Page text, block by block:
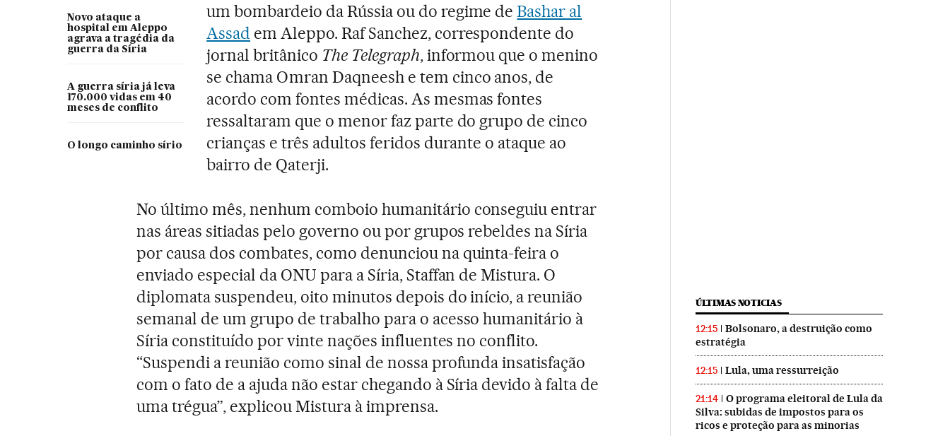
Novo ataque a
hospital em Aleppo
agrava a tragédia da
guerra da Síria
A guerra síria já leva
170.000 vidas em 40
meses de conflito
O longo caminho sírio
um bombardeio da Rússia ou do regime deBashar al
Assad em Aleppo. Raf Sanchez, correspondente do
jornal britânico The Telegraph, informou que o menino
se chama Omran Daqneesh e tem cinco anos, de
acordo com fontes médicas. As mesmas fontes
ressaltaram que o menor faz parte do grupo de cinco
crianças e três adultos feridos durante o ataque ao
bairro de Qaterji.
No último mês, nenhum comboio humanitário conseguiu entrar
nas áreas sitiadas pelo governo ou por grupos rebeldes na Síria
por causa dos combates, como denunciou na quinta-feira o
enviado especial da ONU para a Síria, Staffan de Mistura. O
diplomata suspendeu, oito minutos depois do início, a reunião
semanal de um grupo de trabalho para o acesso humanitário à
Síria constituído por vinte nações influentes no conflito.
“Suspendi a reunião como sinal de nossa profunda insatisfação
com o fato de a ajuda não estar chegando à Síria devido à falta de
uma trégua”, explicou Mistura à imprensa.
ÚLTIMAS NOTICIAS
12:15
Bolsonaro, a destruição como
estratégia
12:15 Lula, uma ressurreição
21:14
O programa eleitoral de Lula da
Silva: subidas de impostos para os
ricos e proteção para as minorias